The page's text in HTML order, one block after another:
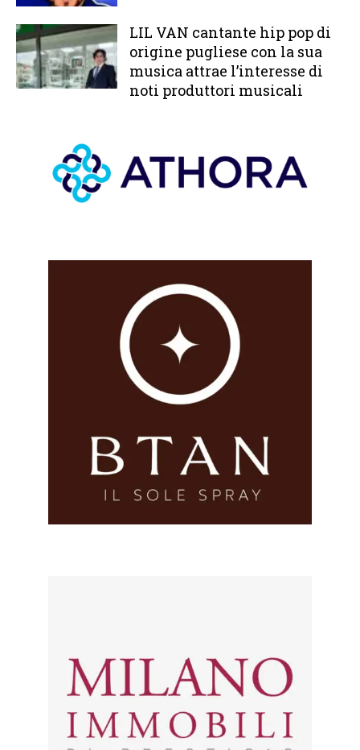
LIL VAN cantante hip pop di
origine pugliese con la sua
musica attrae l’interesse di
noti produttori musicali